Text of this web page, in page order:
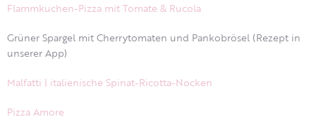
Flammkuchen-Pizza mit Tomate & Rucola
Grüner Spargel mit Cherrytomaten und Pankobrösel (Rezept in
unserer App)
Malfatti | italienische Spinat-Ricotta-Nocken
Pizza Amore